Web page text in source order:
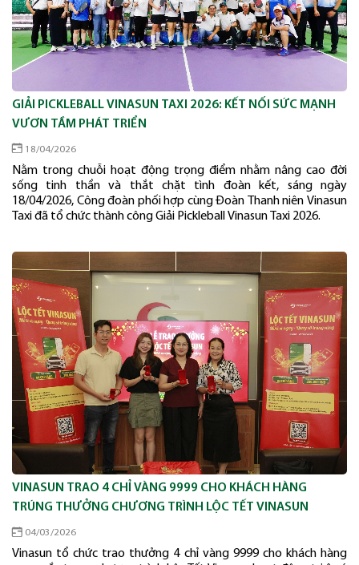
GIẢI PICKLEBALL VINASUN TAXI 2026: KẾT NỐI SỨC MẠNH
VƯƠN TẦM PHÁT TRIỂN
18/04/2026
Nằm trong chuỗi hoạt động trọng điểm nhằm nâng cao đời
sống tinh thần và thắt chặt tình đoàn kết, sáng ngày
18/04/2026, Công đoàn phối hợp cùng Đoàn Thanh niên Vinasun
Taxi đã tổ chức thành công Giải Pickleball Vinasun Taxi 2026.
VINASUN TRAO 4 CHỈ VÀNG 9999 CHO KHÁCH HÀNG
TRÚNG THƯỞNG CHƯƠNG TRÌNH LỘC TẾT VINASUN
04/03/2026
Vinasun tổ chức trao thưởng 4 chỉ vàng 9999 cho khách hàng